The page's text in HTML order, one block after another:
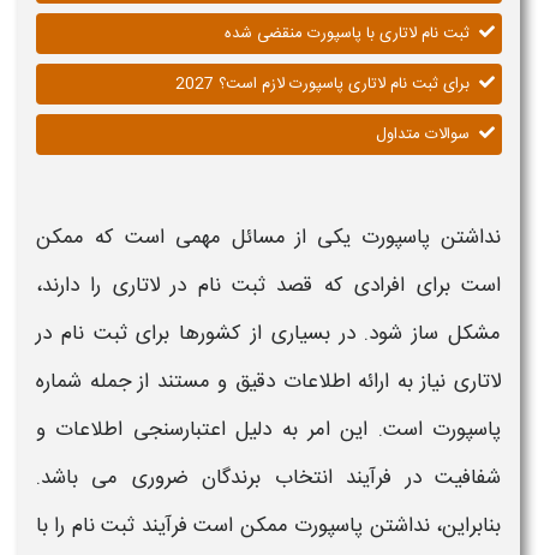
ثبت نام لاتاری با پاسپورت منقضی شده
برای ثبت نام لاتاری پاسپورت لازم است؟ 2027
سوالات متداول
نداشتن پاسپورت یکی از مسائل مهمی است که ممکن
است برای افرادی که قصد ثبت‌ نام در لاتاری را دارند،
مشکل‌ ساز شود. در بسیاری از کشورها برایثبت‌ نام در
لاتاری نیاز به ارائه اطلاعات دقیق و مستند از جمله شماره
پاسپورت است. این امر به دلیل اعتبارسنجی اطلاعات و
شفافیت در فرآیند انتخاب برندگان ضروری می‌ باشد.
بنابراین،نداشتن پاسپورت ممکن است فرآیند ثبت‌ نام را با